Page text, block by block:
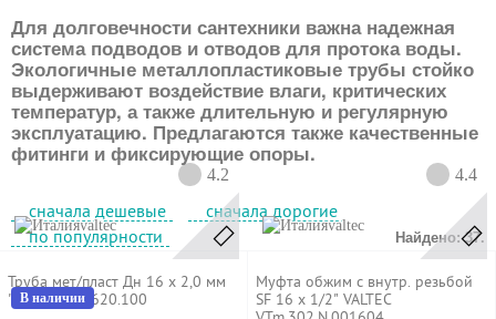
Для долговечности сантехники важна надежная
система подводов и отводов для протока воды.
Экологичные металлопластиковые трубы стойко
выдерживают воздействие влаги, критических
температур, а также длительную и регулярную
эксплуатацию. Предлагаются также качественные
фитинги и фиксирующие опоры.
сначала дешевые
сначала дорогие
по популярности
Найдено: 37.
valtec
4.2
В наличии
Труба мет/пласт Дн 16 х 2,0 мм
"VALTEC" V1620.100
valtec
4.4
Муфта обжим с внутр. резьбой
SF 16 x 1/2" VALTEC